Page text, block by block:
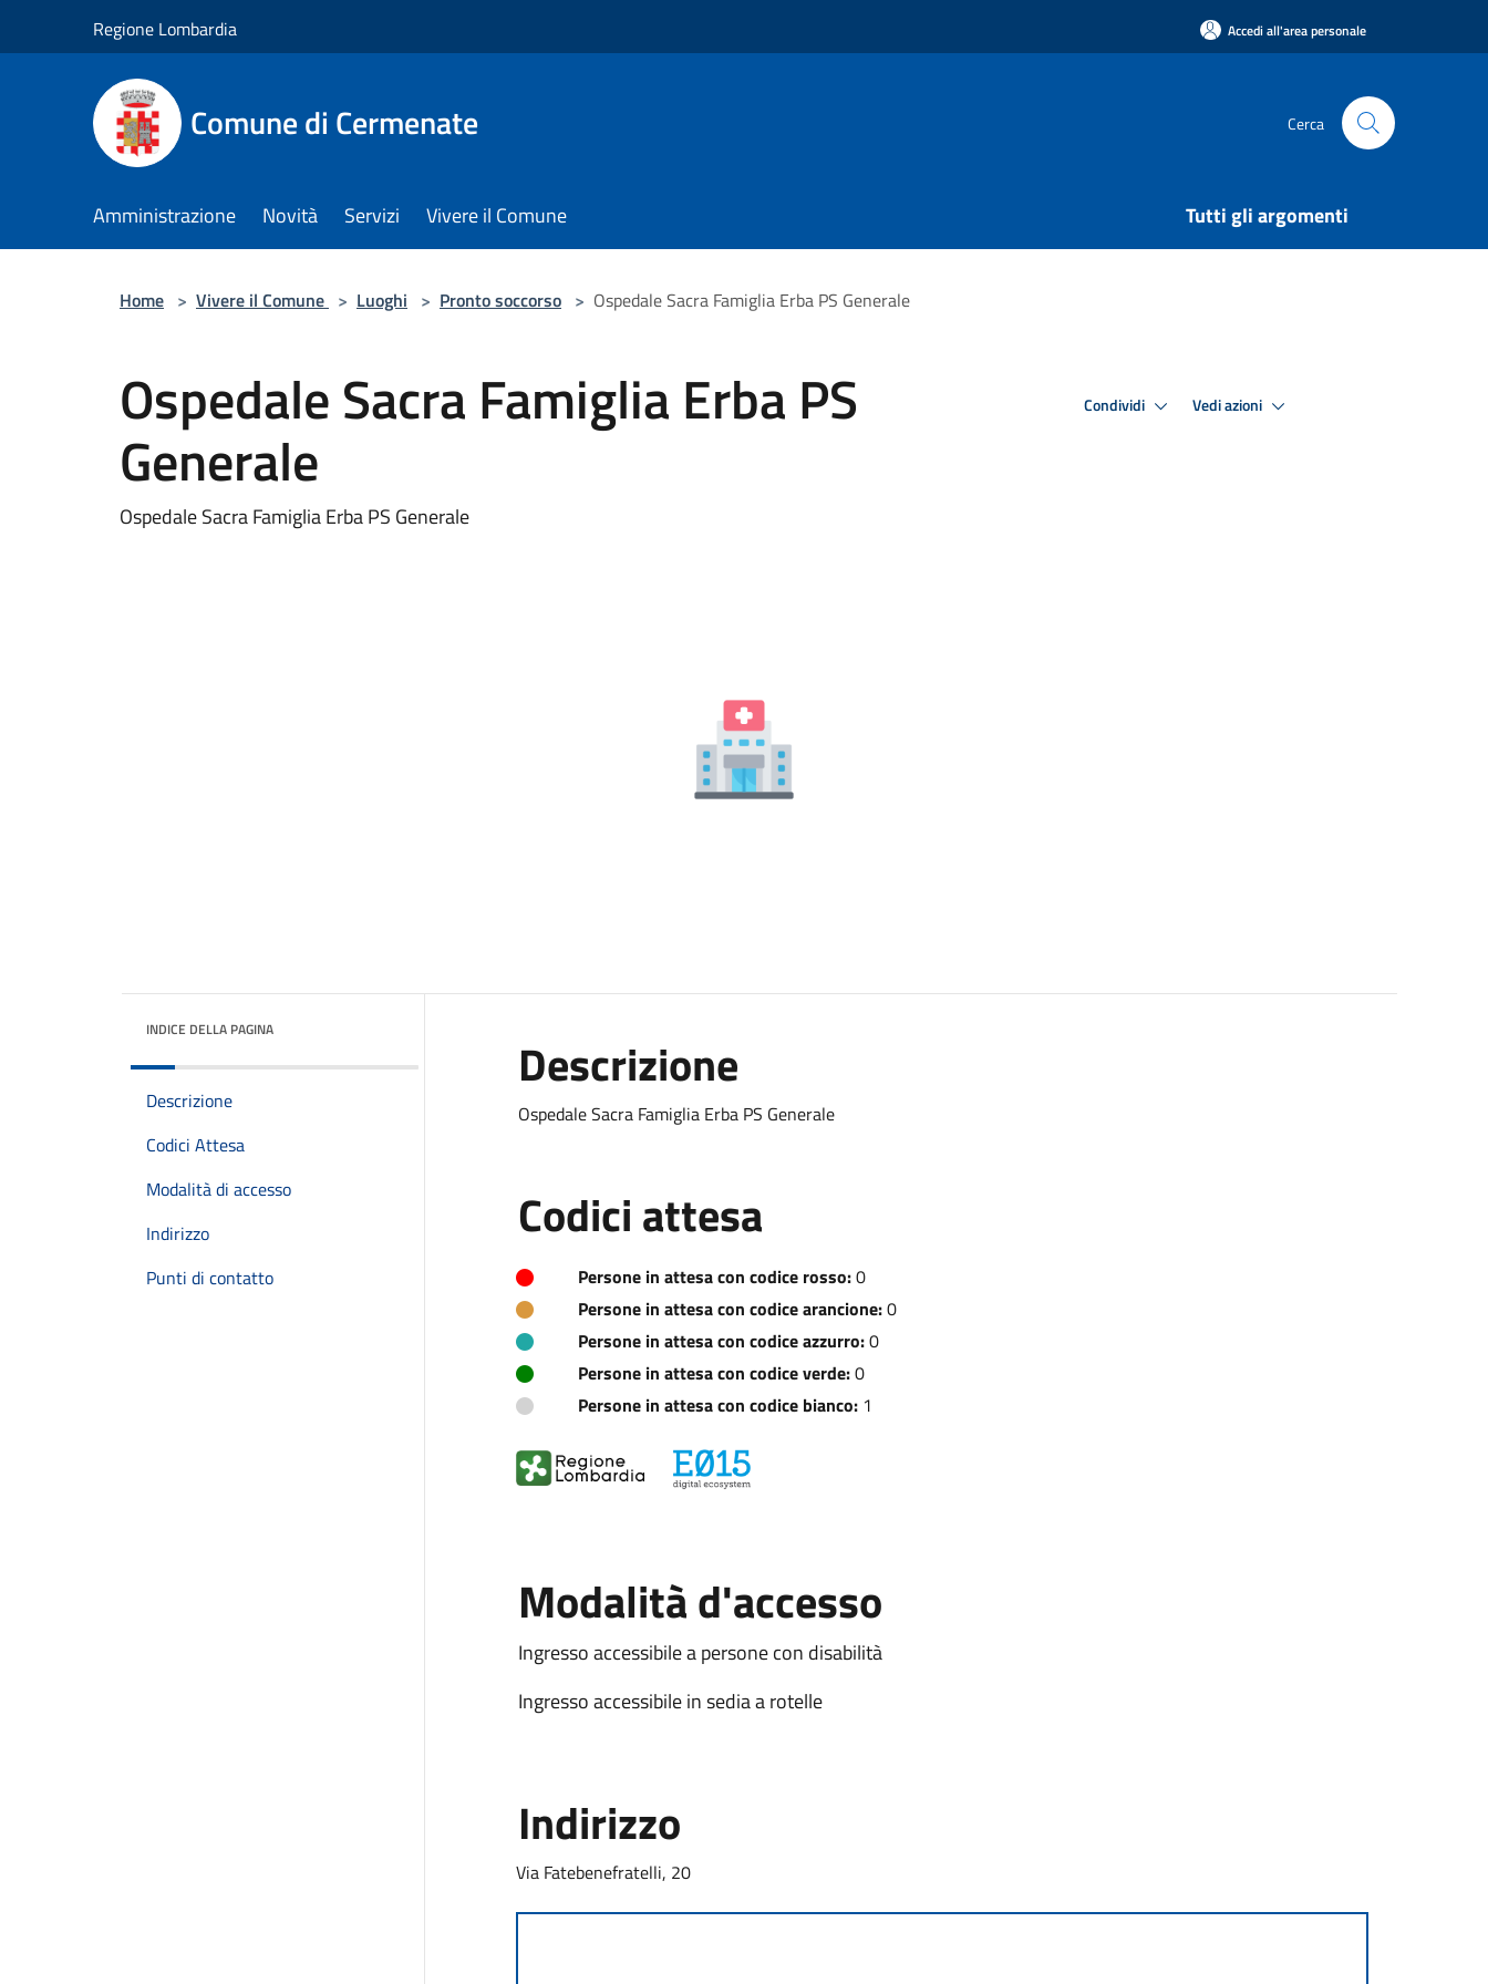
Regione Lombardia Accedi all'area personale
Comune di Cermenate Cerca
Amministrazione Novità Servizi Vivere il Comune Tutti gli argomenti
Home > Vivere il Comune > Luoghi > Pronto soccorso > Ospedale Sacra Famiglia Erba PS Generale
Ospedale Sacra Famiglia Erba PS
Generale
Ospedale Sacra Famiglia Erba PS Generale
Condividi Vedi azioni
INDICE DELLA PAGINA
Descrizione
Codici Attesa
Modalità di accesso
Indirizzo
Punti di contatto
Descrizione
Ospedale Sacra Famiglia Erba PS Generale
Codici attesa
Persone in attesa con codice rosso:0
Persone in attesa con codice arancione:0
Persone in attesa con codice azzurro:0
Persone in attesa con codice verde:0
Persone in attesa con codice bianco:1
Modalità d'accesso
Ingresso accessibile a persone con disabilità
Ingresso accessibile in sedia a rotelle
Indirizzo
Via Fatebenefratelli, 20